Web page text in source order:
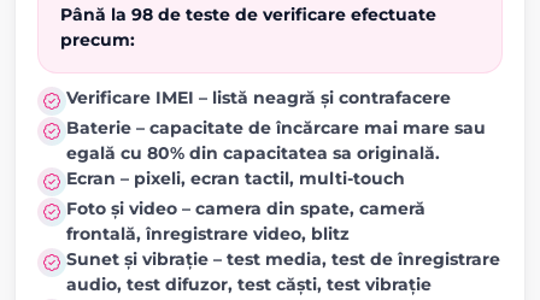
Până la 98 de teste de verificare efectuate
precum:
Verificare IMEI – listă neagră și contrafacere
Baterie – capacitate de încărcare mai mare sau
egală cu 80% din capacitatea sa originală.
Ecran – pixeli, ecran tactil, multi-touch
Foto și video – camera din spate, cameră
frontală, înregistrare video, blitz
Sunet și vibrație – test media, test de înregistrare
audio, test difuzor, test căști, test vibrație